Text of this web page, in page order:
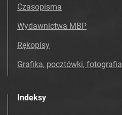
Czasopisma
Wydawnictwa MBP
Rękopisy
Grafika, pocztówki, fotografia
Indeksy